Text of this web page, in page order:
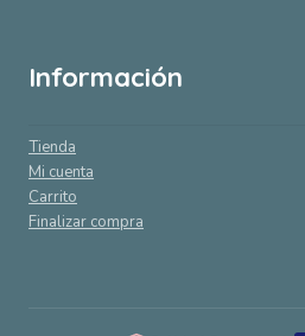
Información
Tienda
Mi cuenta
Carrito
Finalizar compra